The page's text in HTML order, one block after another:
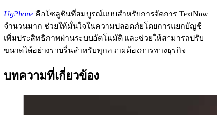
UgPhone คือโซลูชันที่สมบูรณ์แบบสำหรับการจัดการ TextNow
จำนวนมาก ช่วยให้มั่นใจในความปลอดภัยโดยการแยกบัญชี
เพิ่มประสิทธิภาพผ่านระบบอัตโนมัติ และช่วยให้สามารถปรับ
ขนาดได้อย่างราบรื่นสำหรับทุกความต้องการทางธุรกิจ
บทความที่เกี่ยวข้อง